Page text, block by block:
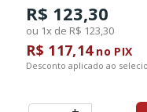
R$ 123,30
ou 1x de R$ 123,30
R$ 117,14no PIX
Desconto aplicado ao